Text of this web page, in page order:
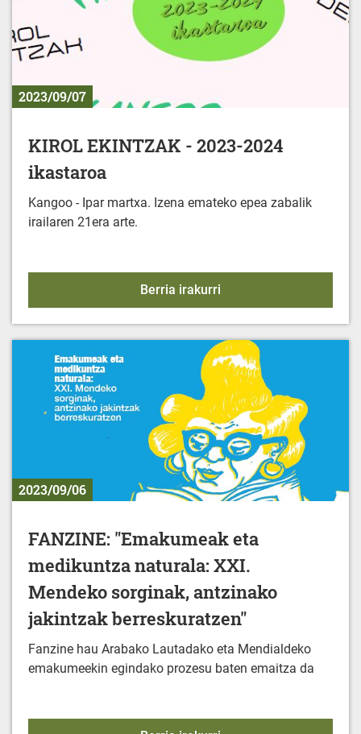
2023/09/07
KIROL EKINTZAK - 2023-2024
ikastaroa
Kangoo - Ipar martxa. Izena emateko epea zabalik
irailaren 21era arte.
Berria irakurri
2023/09/06
FANZINE: "Emakumeak eta
medikuntza naturala: XXI.
Mendeko sorginak, antzinako
jakintzak berreskuratzen"
Fanzine hau Arabako Lautadako eta Mendialdeko
emakumeekin egindako prozesu baten emaitza da